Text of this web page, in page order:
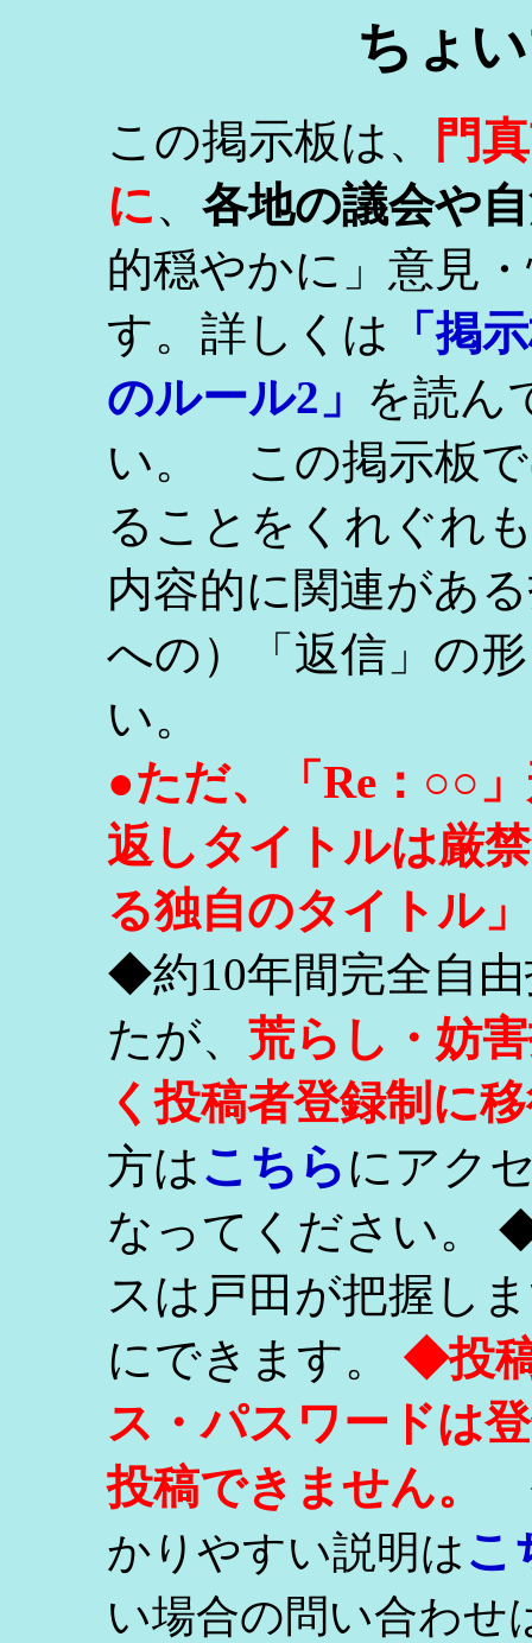
ちょ
この掲示板は、
門
に、 各地の議会や
的穏やかに」意見
す。詳しくは
「掲
のルール2」 を読ん
い。 この掲示板で
ることをくれぐれ
内容的に関連があ
への）「返信」の
い。
●ただ、「Re：○○
返しタイトルは厳
る独自のタイトル
◆約10年間完全自
たが、 荒らし・妨
く投稿者登録制に
方はこちらにアク
なってください。
スは戸田が把握し
にできます。 ◆投
ス・パスワードは
投稿できません。
かりやすい説明はこ
い場合の問い合わせ